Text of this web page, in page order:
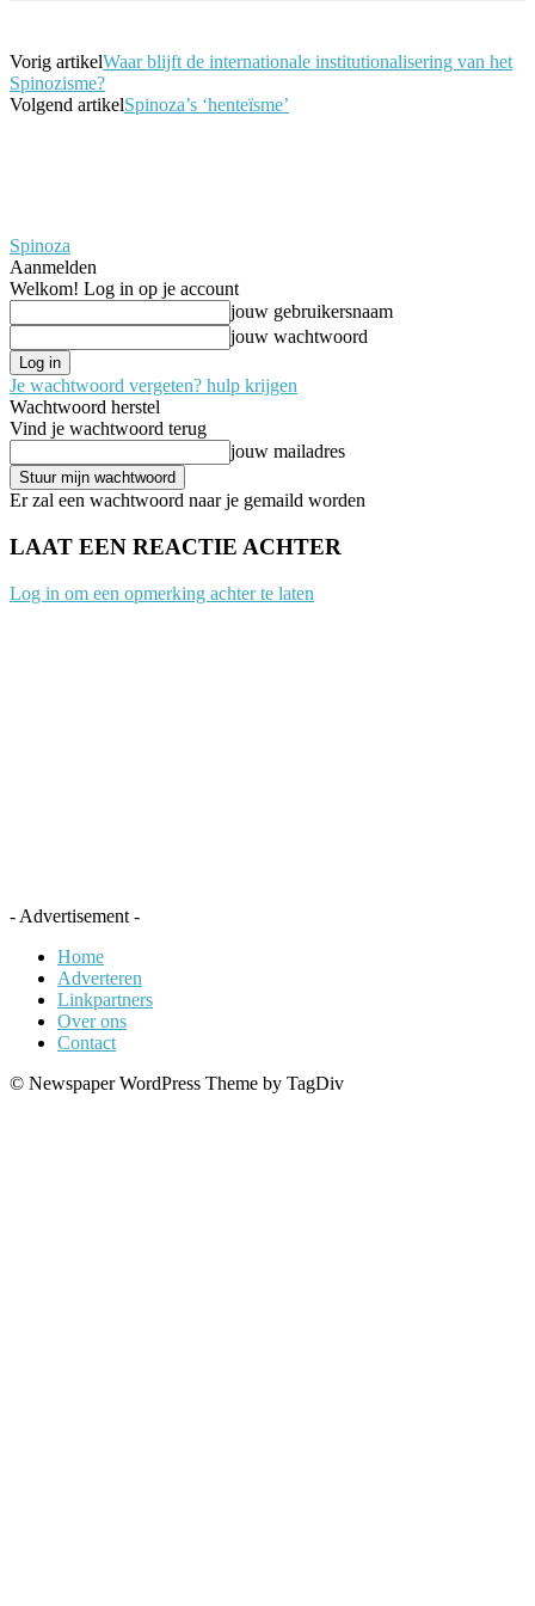
Vorig artikelWaar blijft de internationale institutionalisering van het
Spinozisme?
Volgend artikelSpinoza’s ‘henteïsme’
Spinoza
Aanmelden
Welkom! Log in op je account
jouw gebruikersnaam
jouw wachtwoord
Je wachtwoord vergeten? hulp krijgen
Wachtwoord herstel
Vind je wachtwoord terug
jouw mailadres
Er zal een wachtwoord naar je gemaild worden
LAAT EEN REACTIE ACHTER
Log in om een opmerking achter te laten
- Advertisement -
Home
Adverteren
Linkpartners
Over ons
Contact
© Newspaper WordPress Theme by TagDiv